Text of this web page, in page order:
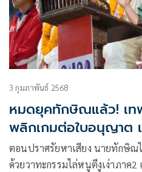
3 กุมภาพันธ์ 2568
หมดยุคทักษิณแล้ว! เท
พลิกเกมต่อใบอนุญาต เ
อย่างไร
ตอนปราศรัยหาเสียง นายทักษิณ
ด้วยวาทะกรรมไล่หนูตีงูเง่าภาค